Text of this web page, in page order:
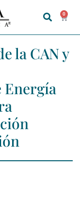
0
la CAN y
Energía